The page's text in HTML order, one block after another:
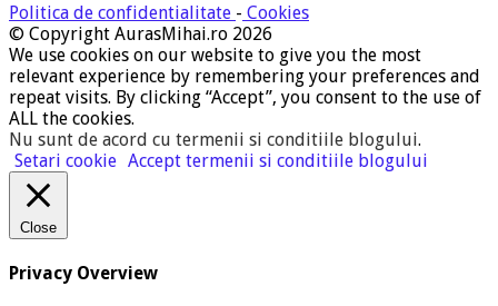
Politica de confidentialitate - Cookies
© Copyright AurasMihai.ro 2026
We use cookies on our website to give you the most
relevant experience by remembering your preferences and
repeat visits. By clicking “Accept”, you consent to the use of
ALL the cookies.
Nu sunt de acord cu termenii si conditiile blogului.
Setari cookie Accept termenii si conditiile blogului
Close
Privacy Overview